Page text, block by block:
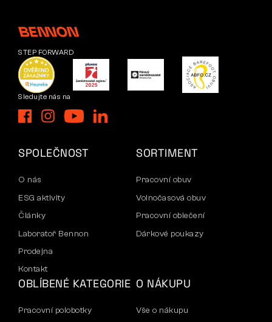
STEP FORWARD
Sledujte nás na
SPOLEČNOST
O nás
ESG aktivity
Články
Laboratoř Bennon
Prodejna
Kontakt
SORTIMENT
Pracovní obuv
Volnočasová obuv
Pracovní oblečení
Dárkové poukazy
OBLÍBENÉ KATEGORIE
Pracovní polobotky
O NÁKUPU
Vše o nákupu